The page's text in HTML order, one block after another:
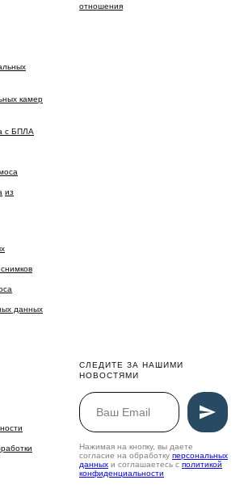
камер
с БПЛА
из
данных
отношения
СЛЕДИТЕ ЗА НАШИМИ
НОВОСТЯМИ
Нажимая на кнопку, вы даете
согласие на обработку персональных
данных и соглашаетесь c политикой
конфиденциальности